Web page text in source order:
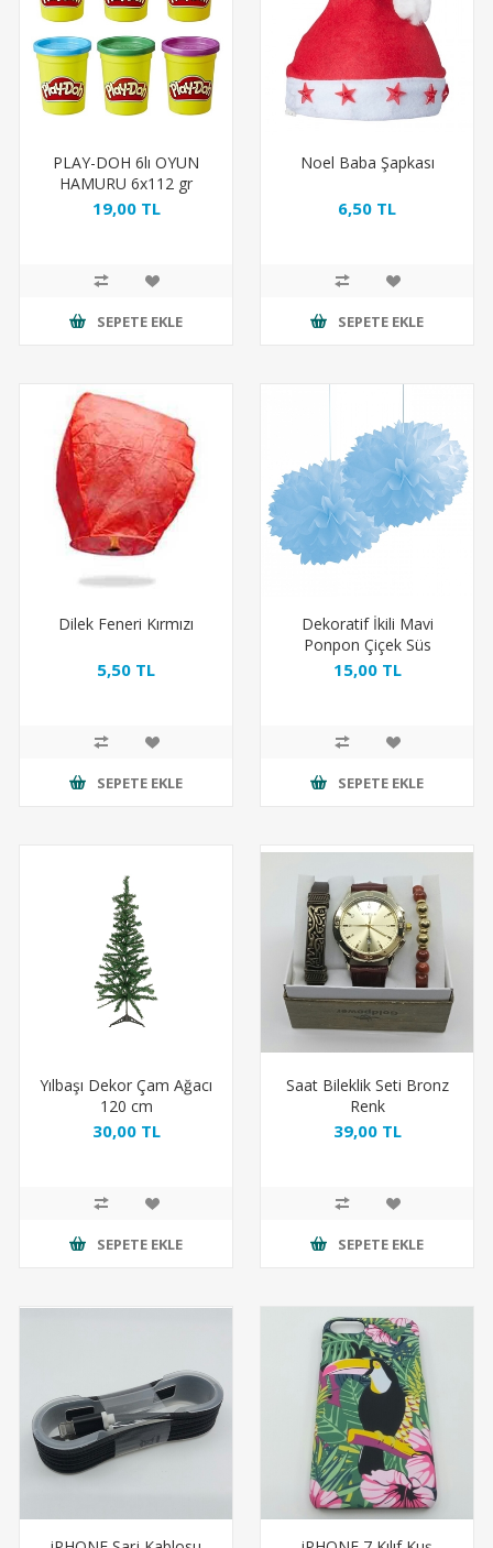
PLAY-DOH 6lı OYUN
HAMURU 6x112 gr
19,00 TL
SEPETE EKLE
Noel Baba Şapkası
6,50 TL
SEPETE EKLE
Dilek Feneri Kırmızı
5,50 TL
SEPETE EKLE
Dekoratif İkili Mavi
Ponpon Çiçek Süs
15,00 TL
SEPETE EKLE
Yılbaşı Dekor Çam Ağacı
120 cm
30,00 TL
SEPETE EKLE
Saat Bileklik Seti Bronz
Renk
39,00 TL
SEPETE EKLE